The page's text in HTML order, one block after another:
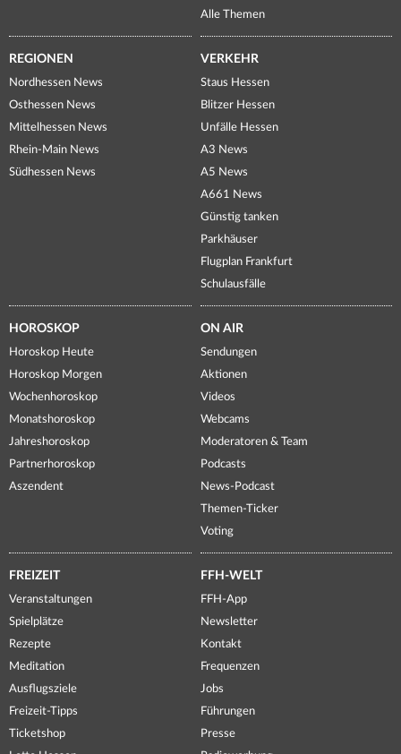
Alle Themen
REGIONEN
Nordhessen News
Osthessen News
Mittelhessen News
Rhein-Main News
Südhessen News
VERKEHR
Staus Hessen
Blitzer Hessen
Unfälle Hessen
A3 News
A5 News
A661 News
Günstig tanken
Parkhäuser
Flugplan Frankfurt
Schulausfälle
HOROSKOP
Horoskop Heute
Horoskop Morgen
Wochenhoroskop
Monatshoroskop
Jahreshoroskop
Partnerhoroskop
Aszendent
ON AIR
Sendungen
Aktionen
Videos
Webcams
Moderatoren & Team
Podcasts
News-Podcast
Themen-Ticker
Voting
FREIZEIT
Veranstaltungen
Spielplätze
Rezepte
Meditation
Ausflugsziele
Freizeit-Tipps
Ticketshop
FFH-WELT
FFH-App
Newsletter
Kontakt
Frequenzen
Jobs
Führungen
Presse